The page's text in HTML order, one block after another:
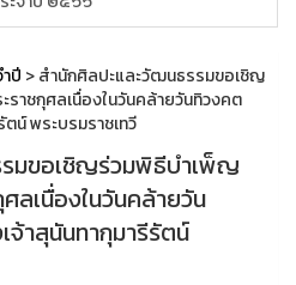
ปี > สำนักศิลปะและวัฒนธรรมขอเชิญ
าชกุศลเนื่องในวันคล้ายวันทิวงคต
น์ พระบรมราชเทวี
มขอเชิญร่วมพิธีบำเพ็ญ
ลเนื่องในวันคล้ายวัน
จ้าสุนันทากุมารีรัตน์